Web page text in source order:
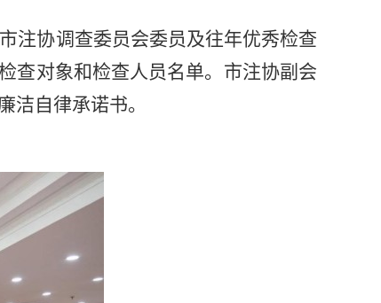
注协调查委员会委员及往年优秀检查
查对象和检查人员名单。市注协副会
洁自律承诺书。